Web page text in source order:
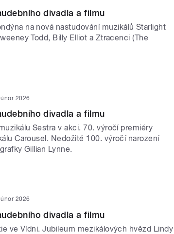
divadla a filmu
na nová nastudování muzikálů Starlight
Todd, Billy Elliot a Ztracenci (The
2026
divadla a filmu
Sestra v akci. 70. výročí premiéry
Carousel. Nedožité 100. výročí narození
Gillian Lynne.
2026
divadla a filmu
ve Vídni. Jubileum mezikálových hvězd Lindy